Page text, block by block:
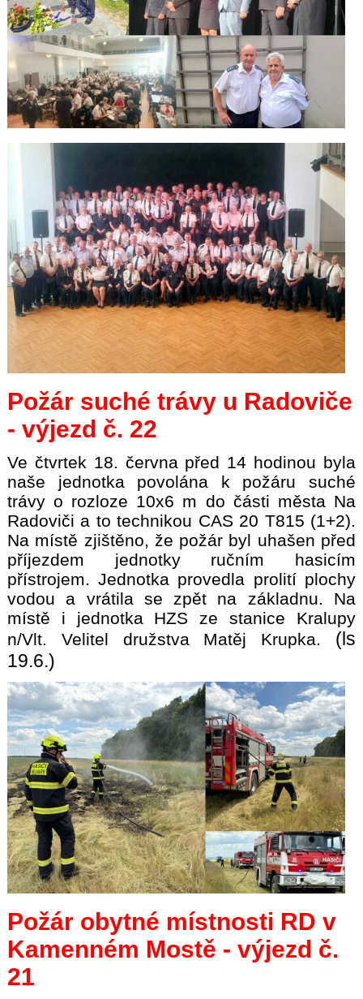
Požár suché trávy u Radoviče
- výjezd č. 22
Ve čtvrtek 18. června před 14 hodinou byla
naše jednotka povolána k požáru suché
trávy o rozloze 10x6 m do části města Na
Radoviči a to technikou CAS 20 T815 (1+2).
Na místě zjištěno, že požár byl uhašen před
příjezdem jednotky ručním hasicím
přístrojem. Jednotka provedla prolití plochy
vodou a vrátila se zpět na základnu. Na
místě i jednotka HZS ze stanice Kralupy
n/Vlt. Velitel družstva Matěj Krupka. (ls
19.6.)
Požár obytné místnosti RD v
Kamenném Mostě - výjezd č.
21